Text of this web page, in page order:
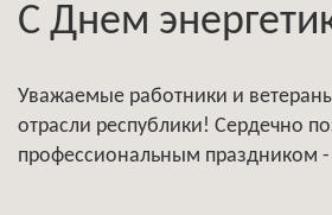
C Днем
Уважаемые работники и
отрасли республики! Сердечно
профессиональным праздником -